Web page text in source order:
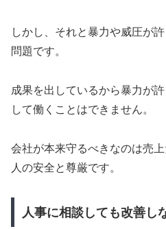
しかし、それと暴力や威圧が
問題です。
成果を出しているから暴力が
して働くことはできません。
会社が本来守るべきなのは売
人の安全と尊厳です。
人事に相談しても改善し